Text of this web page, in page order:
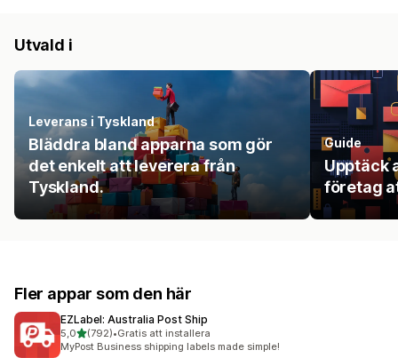
Utvald i
Leverans i Tyskland
Bläddra bland apparna som gör
det enkelt att leverera från
Tyskland.
Guide
Upptäck
företag
Fler appar som den här
EZLabel: Australia Post Ship
5,0av 5 stjärnor
(792)
792 recensioner totalt
•Gratis att installera
MyPost Business shipping labels made simple!